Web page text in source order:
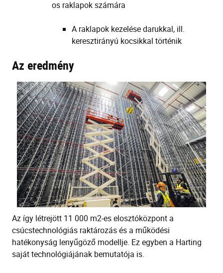
os raklapok számára
A raklapok kezelése darukkal, ill.
keresztirányú kocsikkal történik
Az eredmény
Az így létrejött 11 000 m2-es elosztóközpont a
csúcstechnológiás raktározás és a működési
hatékonyság lenyűgöző modellje. Ez egyben a Harting
saját technológiájának bemutatója is.